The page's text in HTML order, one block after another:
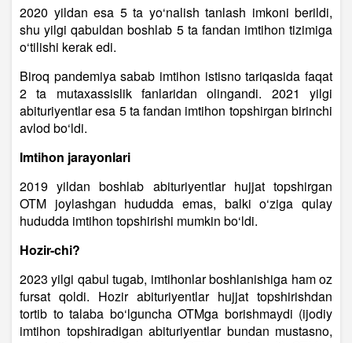
2020 yildan esa 5 ta yo‘nalish tanlash imkoni berildi,
shu yilgi qabuldan boshlab 5 ta fandan imtihon tizimiga
o‘tilishi kerak edi.
Biroq pandemiya sabab imtihon istisno tariqasida faqat
2 ta mutaxassislik fanlaridan olingandi. 2021 yilgi
abituriyentlar esa 5 ta fandan imtihon topshirgan birinchi
avlod bo‘ldi.
Imtihon jarayonlari
2019 yildan boshlab abituriyentlar hujjat topshirgan
OTM joylashgan hududda emas, balki o‘ziga qulay
hududda imtihon topshirishi mumkin bo‘ldi.
Hozir-chi?
2023 yilgi qabul tugab, imtihonlar boshlanishiga ham oz
fursat qoldi. Hozir abituriyentlar hujjat topshirishdan
tortib to talaba bo‘lguncha OTMga borishmaydi (ijodiy
imtihon topshiradigan abituriyentlar bundan mustasno,